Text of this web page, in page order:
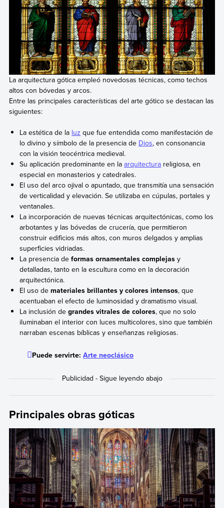
La arquitectura gótica empleó novedosas técnicas, como techos
altos con bóvedas y arcos.
Entre las principales características del arte gótico se destacan las
siguientes:
La estética de la luz que fue entendida como manifestación de
lo divino y símbolo de la presencia de Dios, en consonancia
con la visión teocéntrica medieval.
Su aplicación predominante en laarquitectura religiosa, en
especial en monasterios y catedrales.
El uso del arco ojival o apuntado, que transmitía una sensación
de verticalidad y elevación. Se utilizaba en cúpulas, portales y
ventanales.
La incorporación de nuevas técnicas arquitectónicas, como los
arbotantes y las bóvedas de crucería, que permitieron
construir edificios más altos, con muros delgados y amplias
superficies vidriadas.
La presencia deformas ornamentales complejas y
detalladas, tanto en la escultura como en la decoración
arquitectónica.
El uso demateriales brillantes y colores intensos, que
acentuaban el efecto de luminosidad y dramatismo visual.
La inclusión degrandes vitrales de colores, que no solo
iluminaban el interior con luces multicolores, sino que también
narraban escenas bíblicas y enseñanzas religiosas.
Puede servirte:Arte neoclásico
Principales obras góticas